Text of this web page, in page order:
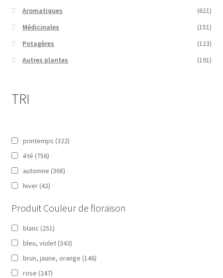
Aromatiques
(621)
Médicinales
(151)
Potagères
(123)
Autres plantes
(191)
TRI
printemps (322)
été (756)
automne (368)
hiver (42)
Produit Couleur de floraison
blanc (251)
bleu, violet (343)
brun, jaune, orange (146)
rose (247)